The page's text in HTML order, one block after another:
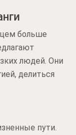
больше
людей. Они
делиться
пути.